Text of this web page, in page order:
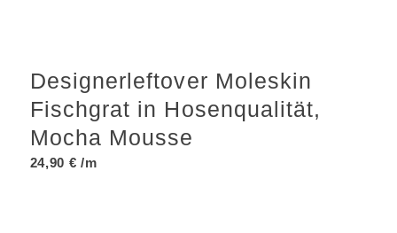
Designerleftover Moleskin
Fischgrat in Hosenqualität,
Mocha Mousse
24,90 € /m